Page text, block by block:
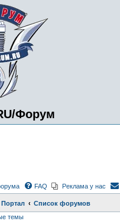
Форум
FAQ Реклама у нас
Портал
Список форумов
темы